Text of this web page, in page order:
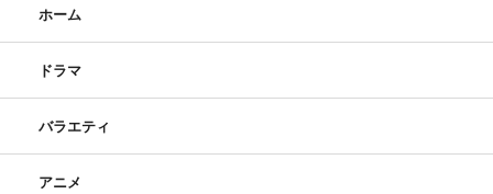
ホーム
ドラマ
バラエティ
アニメ